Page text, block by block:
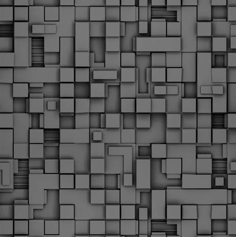
σε δήμους της χώρας. Το Dimastin, αναζητεί σχετικό
φωτογραφικό υλικό στο διαδίκτυο και σας το παρουσιάζει σε
αυτή την ανάρτηση. Επίσης, σας καλούμε, αν διαπιστώσετε ότι
μας έχουν "ξεφύγει" ορκωμοσίες, μπορείτε να στέλνετε το
φωτογραφικό τους υλικό στο dimasthes@gmail.gr ώστε να το
δημοσιεύουμε εδώ, άμεσα.
MAR
Θεσσαλονίκη: Ορκίστηκαν οι 75 νέοι δημοτικοί
αστυνομικοί – Τι τους ζήτησε ο Αγγελούδης
Ενισχύεται το έργο της δημοτικής αστυνομίας στο δήμο
Θεσσαλονίκης καθώς το πρωί της Τετάρτης 18 Μαρτίου
ορκίστηκαν οι 75 νέοι δημοτικοί αστυνομικοί.
«Με αυτούς, σε λίγους μήνες αποκτά ένα ισχυρό σώμα η
δημοτική αστυνομία. Θα είναι πιο κοντά στον πολίτη. Είχα την
ευκαιρία να είμαι σήμερα στην ορκωμοσία τους.
MAR
Ξεκίνησαν εδώ και μια εβδομάδα οι αφίξεις των
νεοπροσληφθέντων Δημοτικών Αστυνομικών στους
δήμους και οι ορκωμοσίες τους - Πλήρες